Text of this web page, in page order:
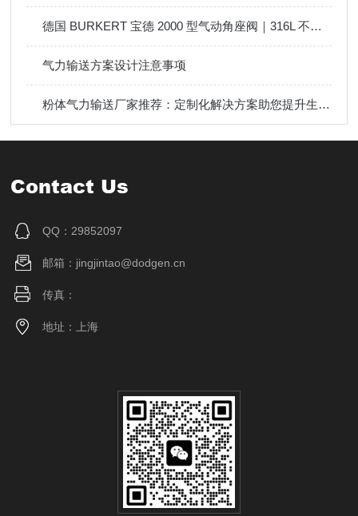
德国 BURKERT 宝德 2000 型气动角座阀｜316L 不锈钢蒸汽切断阀
气力输送方案设计注意事项
粉体气力输送厂家推荐：定制化解决方案助您提升生产效率
Contact Us
QQ：29852097
邮箱：jingjintao@dodgen.cn
传真：
地址：上海